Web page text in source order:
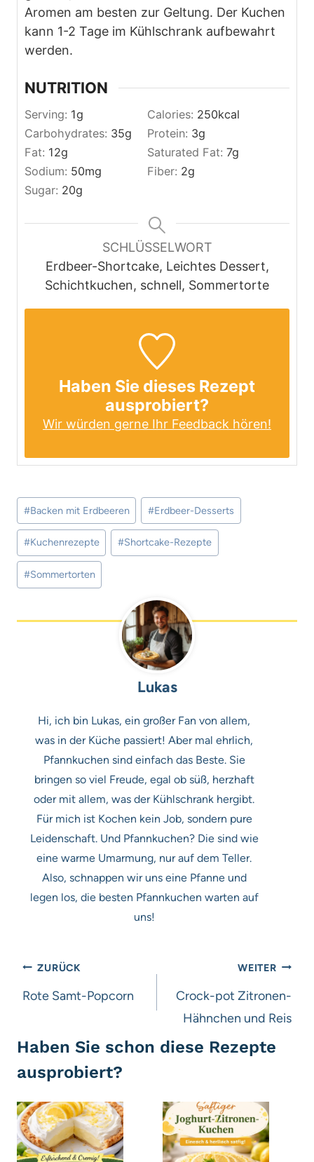
Aromen am besten zur Geltung. Der Kuchen
kann 1-2 Tage im Kühlschrank aufbewahrt
werden.
NUTRITION
Serving: 1g Calories: 250kcal
Carbohydrates: 35g Protein: 3g
Fat: 12g Saturated Fat: 7g
Sodium: 50mg Fiber: 2g
Sugar: 20g
SCHLÜSSELWORT
Erdbeer-Shortcake, Leichtes Dessert,
Schichtkuchen, schnell, Sommertorte
Haben Sie dieses Rezept
ausprobiert?
Wir würden gerne Ihr Feedback hören!
Schlagworte:
#Backen mit Erdbeeren #Erdbeer-Desserts
#Kuchenrezepte #Shortcake-Rezepte
#Sommertorten
Lukas
Hi, ich bin Lukas, ein großer Fan von allem,
was in der Küche passiert! Aber mal ehrlich,
Pfannkuchen sind einfach das Beste. Sie
bringen so viel Freude, egal ob süß, herzhaft
oder mit allem, was der Kühlschrank hergibt.
Für mich ist Kochen kein Job, sondern pure
Leidenschaft. Und Pfannkuchen? Die sind wie
eine warme Umarmung, nur auf dem Teller.
Also, schnappen wir uns eine Pfanne und
legen los, die besten Pfannkuchen warten auf
uns!
Beitragsnavigation
ZURÜCK
Rote Samt-Popcorn
WEITER
Crock-pot Zitronen-
Hähnchen und Reis
Haben Sie schon diese Rezepte
ausprobiert?